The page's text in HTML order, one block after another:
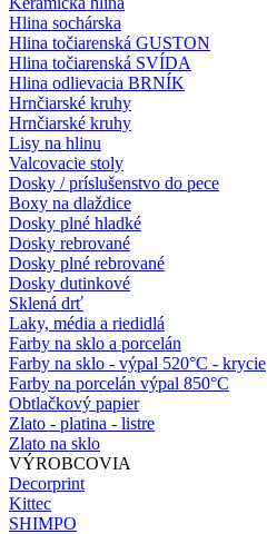
Hlina sochárska
Hlina točiarenská GUSTON
Hlina točiarenská SVÍDA
Hlina odlievacia BRNÍK
Hrnčiarské kruhy
Hrnčiarské kruhy
Lisy na hlinu
Valcovacie stoly
Dosky / príslušenstvo do pece
Boxy na dlaždice
Dosky plné hladké
Dosky rebrované
Dosky plné rebrované
Dosky dutinkové
Sklená drť
Laky, média a riedidlá
Farby na sklo a porcelán
Farby na sklo - výpal 520°C - krycie
Farby na porcelán výpal 850°C
Obtlačkový papier
Zlato - platina - listre
Zlato na sklo
VÝROBCOVIA
Decorprint
Kittec
SHIMPO